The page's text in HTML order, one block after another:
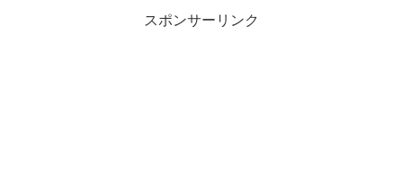
スポンサーリンク